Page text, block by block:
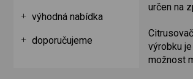
určen na
výrobku
možnost
výhodná nabídka
doporučujeme